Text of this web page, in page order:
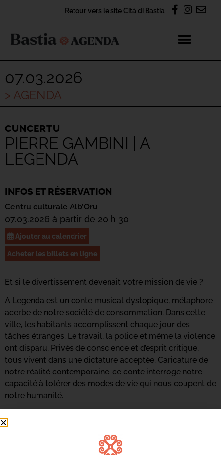
Retour vers le site Cità di Bastia
07.03.2026
> AGENDA
CUNCERTU
PIERRE GAMBINI | A
LEGENDA
INFOS ET RÉSERVATION
Centru culturale Alb’Oru
07.03.2026 à partir de 20 h 30
Ajouter au calendrier
Acheter les billets en ligne
Et si le divertissement devenait votre mission de vie ?
A Legenda est un conte musical dystopique, métaphore
acerbe de notre société de consommation. Dans cette
ville, les habitants accomplissent chaque jour des
tâches étranges. Le travail, la police et même la violence
ont disparu. Privés de conscience et d’esprit critique,
tous vivent dans une dictature acceptée. Caricature de
notre réalité contemporaine, ce conte interroge notre
capacité à tolérer des modes de vie qui nous coupent de
notre humanité.